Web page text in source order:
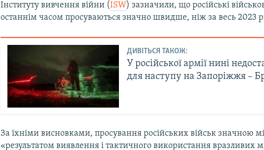
Інституту вивчення війни (ISW) зазначили, що російські
останнім часом просуваються значно швидше, ніж за весь 2023
ДИВІТЬСЯ ТАКОЖ:
У російської армії нині
для наступу на Запоріжжя –
За їхніми висновками, просування російських військ значною
«результатом виявлення і тактичного використання вразливих